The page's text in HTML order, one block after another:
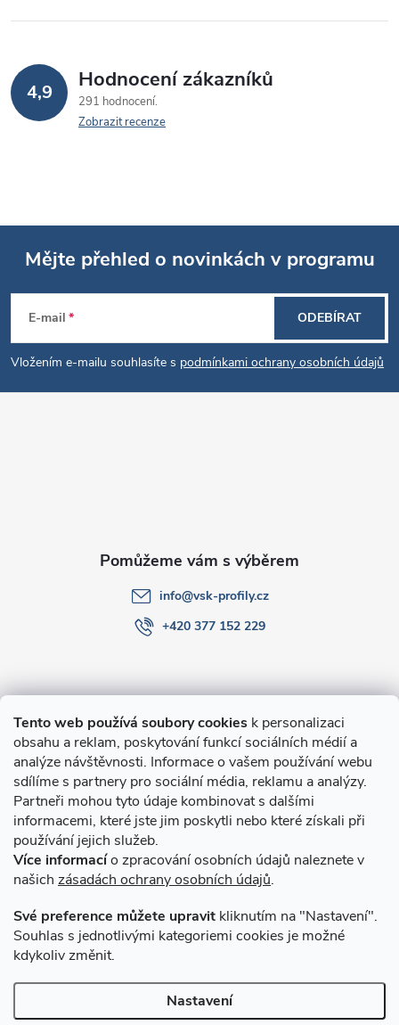
Tento web používá soubory cookies k personalizaci
obsahu a reklam, poskytování funkcí sociálních médií a
analýze návštěvnosti. Informace o vašem používání webu
sdílíme s partnery pro sociální média, reklamu a analýzy.
Partneři mohou tyto údaje kombinovat s dalšími
informacemi, které jste jim poskytli nebo které získali při
používání jejich služeb.
Více informacío zpracování osobních údajů naleznete v
našich zásadách ochrany osobních údajů.
Své preference můžete upravit kliknutím na "Nastavení".
Souhlas s jednotlivými kategoriemi cookies je možné
kdykoliv změnit.
Nastavení
k
v
ý
4,9 Hodnocení zákazníků
291 hodnocení
Zobrazit recenze
Z
á
p
Mějte přehled o novinkách v programu
E-mail
Vložením e-mailu souhlasíte s podmínkami ochrany osobních údajů
ODEBÍRAT
O nákupu
Novinky v programu Alusic
Archiv
info@vsk-profily.cz
+420 377 152 229
Způsoby dopravy